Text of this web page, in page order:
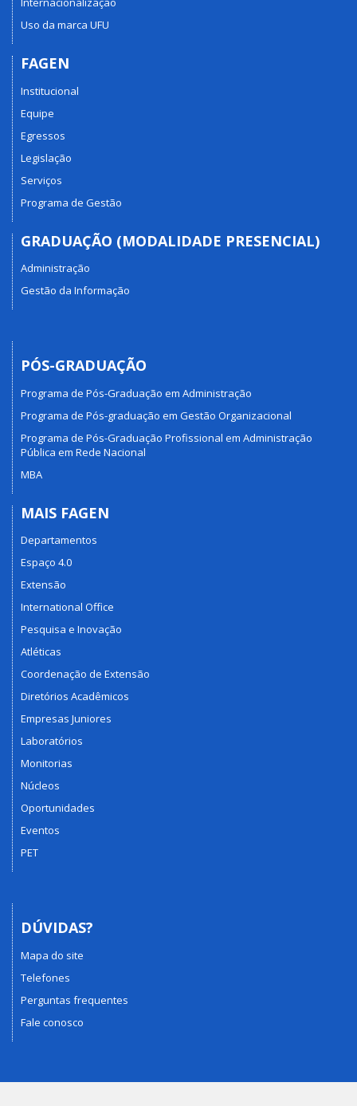
Uso da marca UFU
FAGEN
Institucional
Equipe
Egressos
Legislação
Serviços
Programa de Gestão
GRADUAÇÃO (MODALIDADE PRESENCIAL)
Administração
Gestão da Informação
PÓS-GRADUAÇÃO
Programa de Pós-Graduação em Administração
Programa de Pós-graduação em Gestão Organizacional
Programa de Pós-Graduação Profissional em Administração
Pública em Rede Nacional
MBA
MAIS FAGEN
Departamentos
Espaço 4.0
Extensão
International Office
Pesquisa e Inovação
Atléticas
Coordenação de Extensão
Diretórios Acadêmicos
Empresas Juniores
Laboratórios
Monitorias
Núcleos
Oportunidades
Eventos
PET
DÚVIDAS?
Mapa do site
Telefones
Perguntas frequentes
Fale conosco